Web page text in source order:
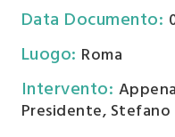
Data Documento:
Luogo: Roma
Intervento:
Presidente,